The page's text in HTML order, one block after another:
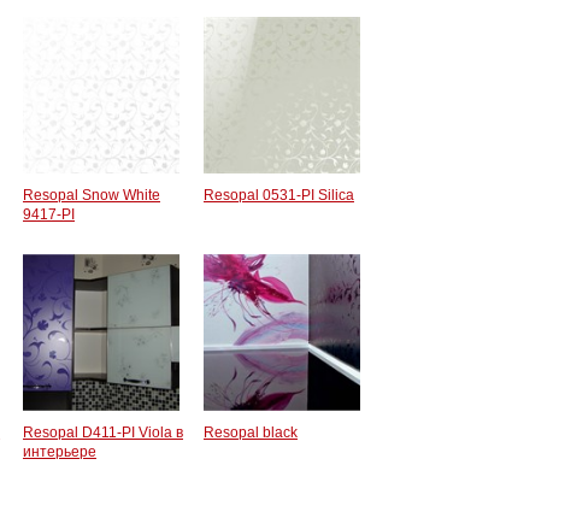
Resopal Snow White
9417-PI
Resopal 0531-PI Silica
Resopal D411-PI Viola в
интерьере
Resopal black